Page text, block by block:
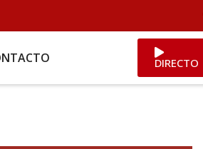
DIRECTO